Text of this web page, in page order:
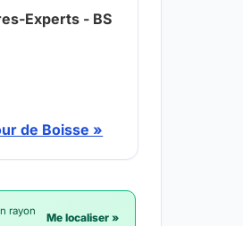
Experts - BS
de Boisse »
rayon
Me localiser »